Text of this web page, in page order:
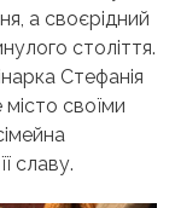
а своєрідний
століття.
Стефанія
своїми
славу.